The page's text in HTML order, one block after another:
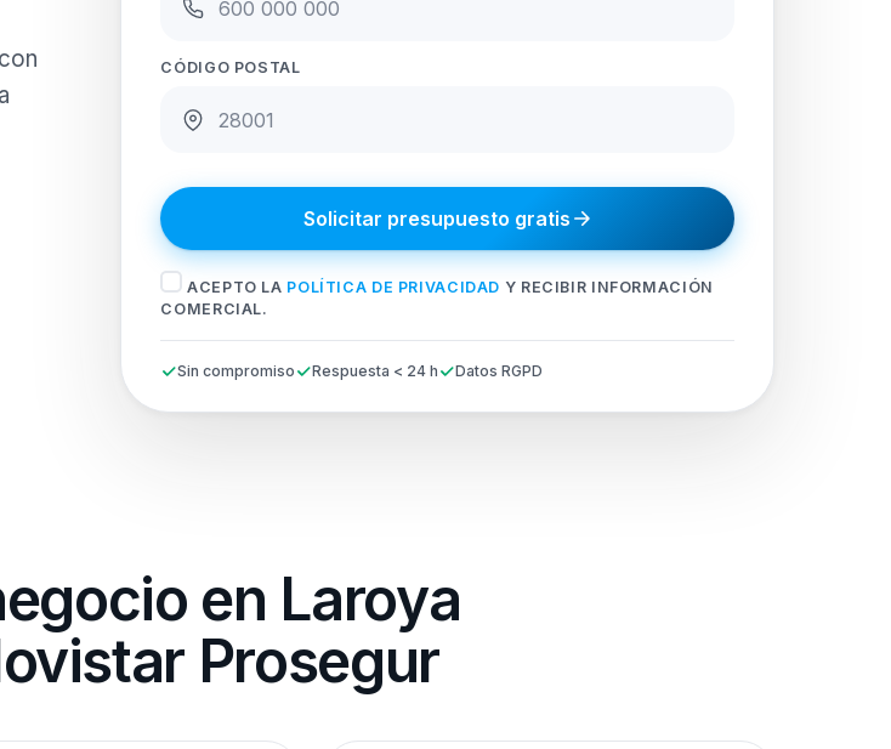
CÓDIGO POSTAL
Solicitar presupuesto gratis
ACEPTO LA POLÍTICA DE PRIVACIDAD Y RECIBIR INFORMACIÓN
COMERCIAL.
Sin compromiso Respuesta < 24 h Datos RGPD
en Laroya
Prosegur